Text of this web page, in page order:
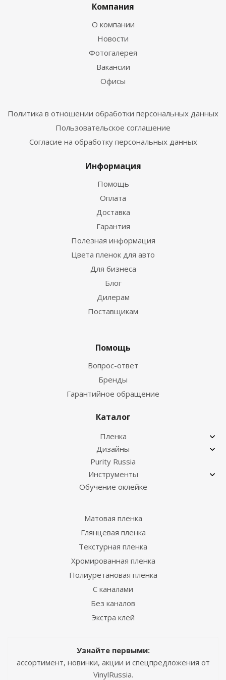
Компания
О компании
Новости
Фотогалерея
Вакансии
Офисы
Политика в отношении обработки персональных данных
Пользовательское соглашение
Согласие на обработку персональных данных
Информация
Помощь
Оплата
Доставка
Гарантия
Полезная информация
Цвета пленок для авто
Для бизнеса
Блог
Дилерам
Поставщикам
Помощь
Вопрос-ответ
Бренды
Гарантийное обращение
Каталог
Пленка
Дизайны
Purity Russia
Инструменты
Обучение оклейке
Матовая пленка
Глянцевая пленка
Текстурная пленка
Хромированная пленка
Полиуретановая пленка
С каналами
Без каналов
Экстра клей
Узнайте первыми:
ассортимент, новинки, акции и спецпредложения от
VinylRussia.